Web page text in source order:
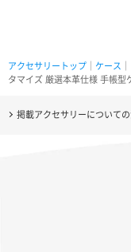
アクセサリートップ ケース
タマイズ 厳選本革仕様 手帳型
掲載アクセサリーについて